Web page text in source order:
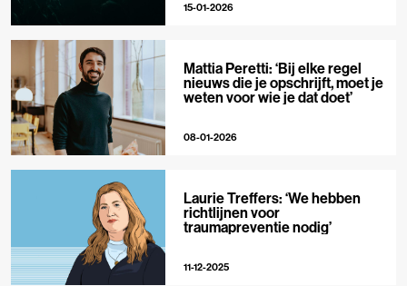
15-01-2026
Mattia Peretti: ‘Bij elke regel
nieuws die je opschrijft, moet je
weten voor wie je dat doet’
08-01-2026
Laurie Treffers: ‘We hebben
richtlijnen voor
traumapreventie nodig’
11-12-2025